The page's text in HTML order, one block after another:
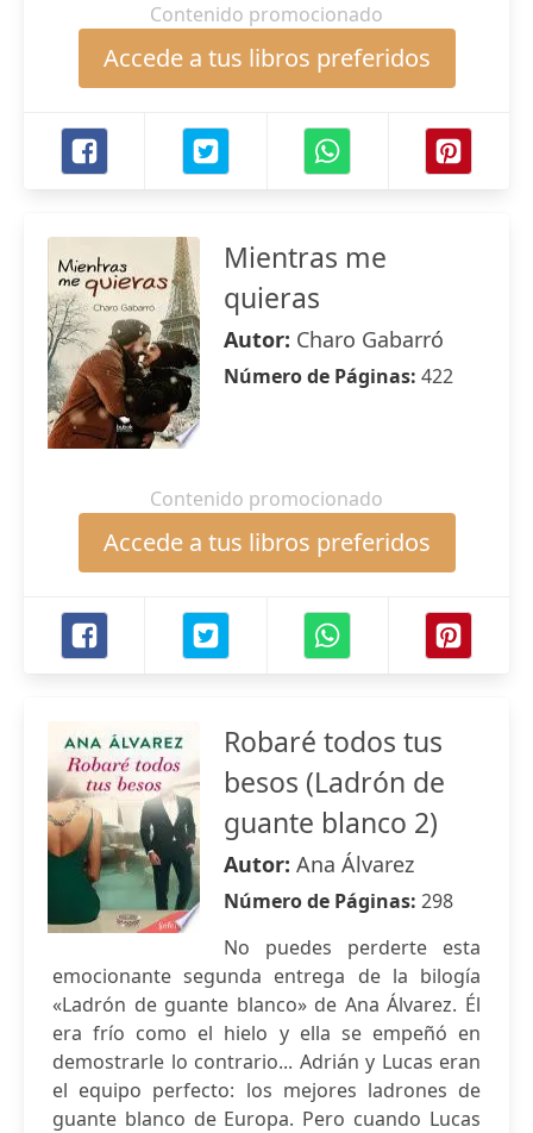
Contenido promocionado
Accede a tus libros preferidos
Mientras me
quieras
Autor: Charo Gabarró
Número de Páginas: 422
Contenido promocionado
Accede a tus libros preferidos
Robaré todos tus
besos (Ladrón de
guante blanco 2)
Autor: Ana Álvarez
Número de Páginas: 298
No puedes perderte esta
emocionante segunda entrega de la bilogía
«Ladrón de guante blanco» de Ana Álvarez. Él
era frío como el hielo y ella se empeñó en
demostrarle lo contrario... Adrián y Lucas eran
el equipo perfecto: los mejores ladrones de
guante blanco de Europa. Pero cuando Lucas